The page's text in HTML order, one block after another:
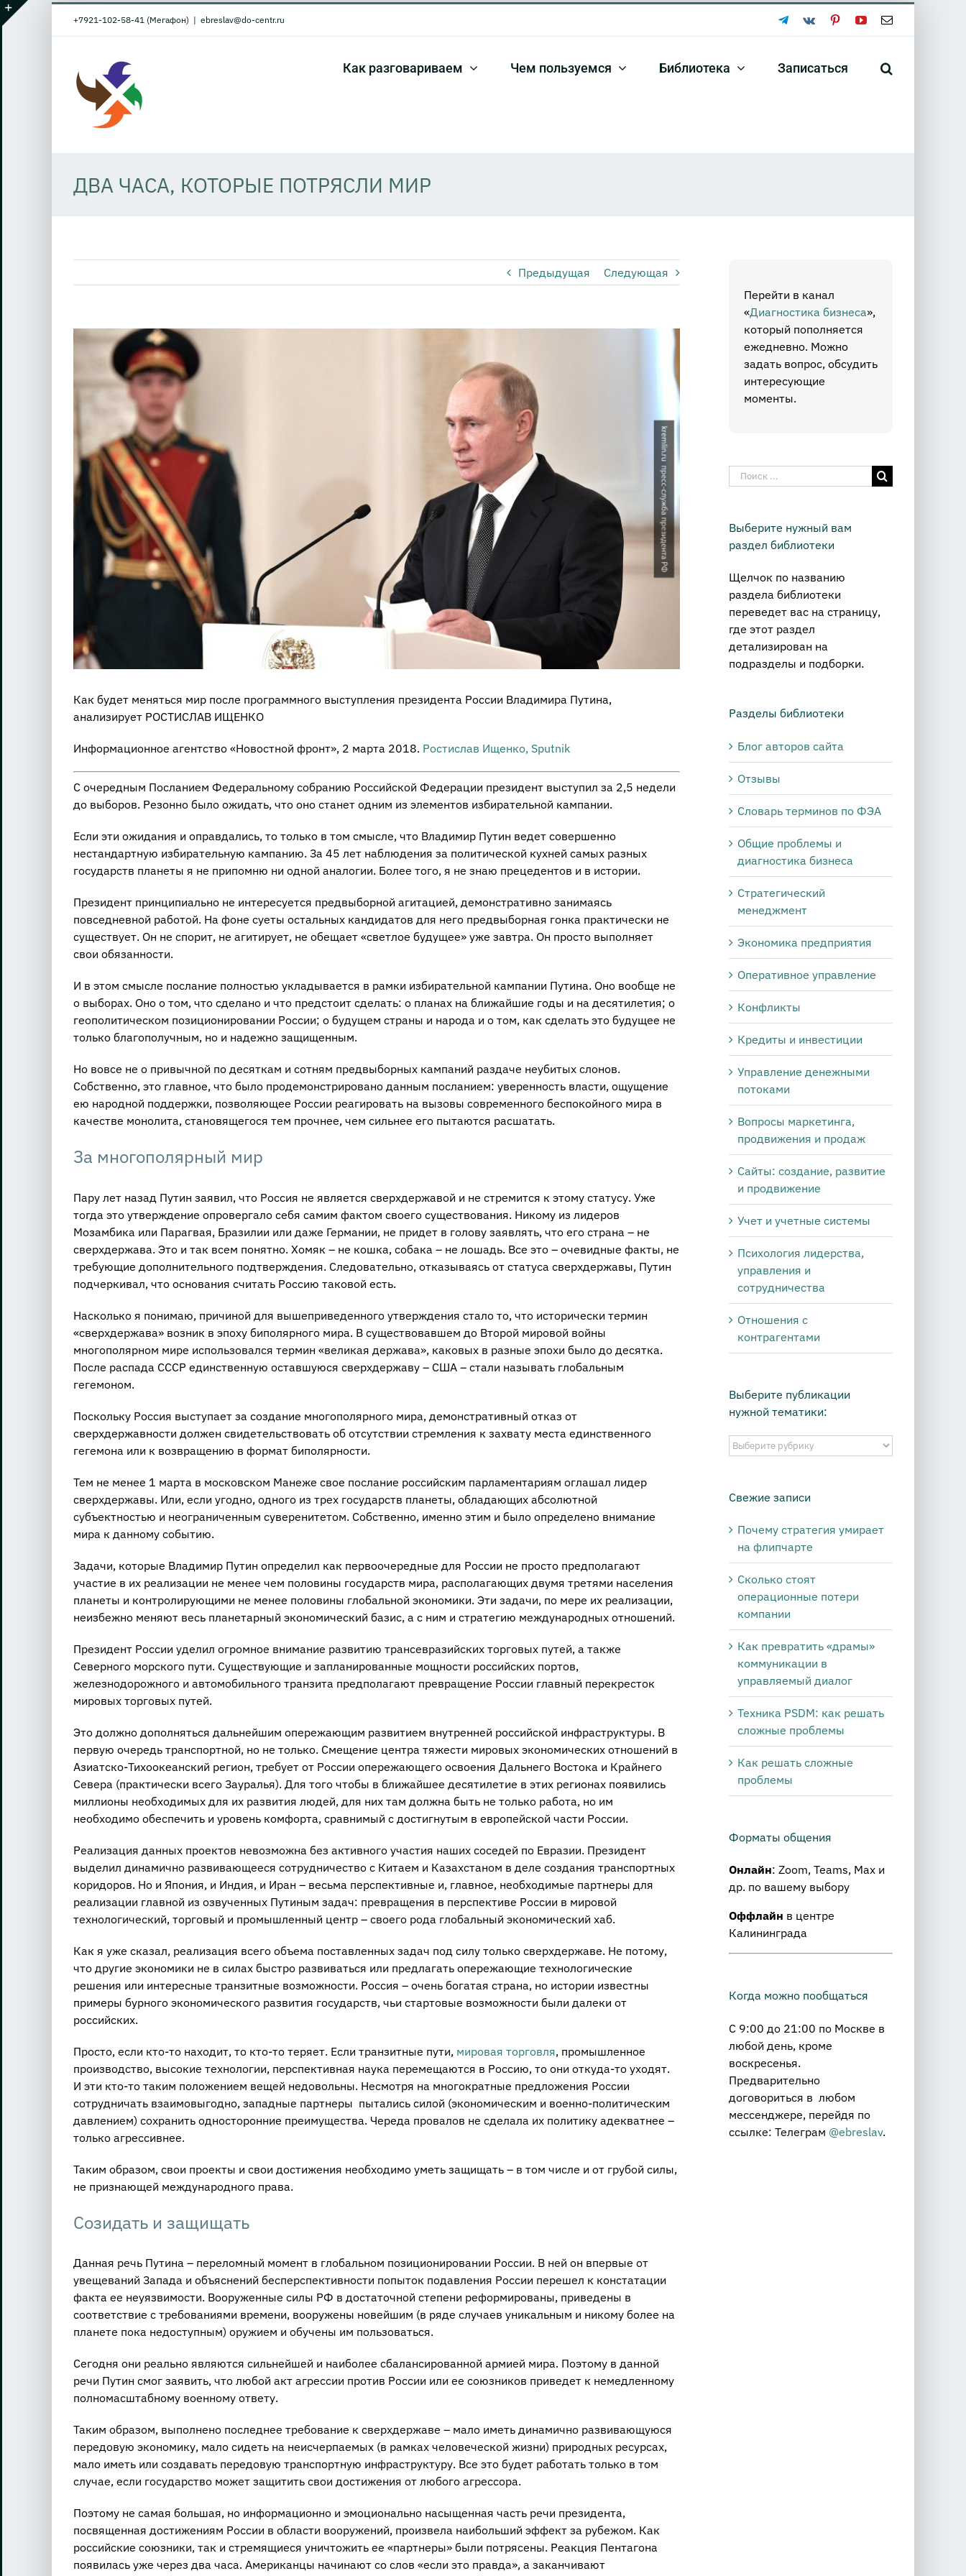
Skip
to
+7921-102-58-41 (Мегафон) | ebreslav@do-centr.ru Telegram
Vk PinterestYouTubeEmail
Как разговариваем Чем пользуемся Библиотека Записаться
ДВА ЧАСА, КОТОРЫЕ ПОТРЯСЛИ МИР
Предыдущая Следующая
View
Как будет меняться мир после программного выступления президента России Владимира Путина,
анализирует РОСТИСЛАВ ИЩЕНКО
Информационное агентство «Новостной фронт», 2 марта 2018. Ростислав Ищенко, Sputnik
С очередным Посланием Федеральному собранию Российской Федерации президент выступил за 2,5 недели
до выборов. Резонно было ожидать, что оно станет одним из элементов избирательной кампании.
Если эти ожидания и оправдались, то только в том смысле, что Владимир Путин ведет совершенно
нестандартную избирательную кампанию. За 45 лет наблюдения за политической кухней самых разных
государств планеты я не припомню ни одной аналогии. Более того, я не знаю прецедентов и в истории.
Президент принципиально не интересуется предвыборной агитацией, демонстративно занимаясь
повседневной работой. На фоне суеты остальных кандидатов для него предвыборная гонка практически не
существует. Он не спорит, не агитирует, не обещает «светлое будущее» уже завтра. Он просто выполняет
свои обязанности.
И в этом смысле послание полностью укладывается в рамки избирательной кампании Путина. Оно вообще не
о выборах. Оно о том, что сделано и что предстоит сделать: о планах на ближайшие годы и на десятилетия; о
геополитическом позиционировании России; о будущем страны и народа и о том, как сделать это будущее не
только благополучным, но и надежно защищенным.
Но вовсе не о привычной по десяткам и сотням предвыборных кампаний раздаче неубитых слонов.
Собственно, это главное, что было продемонстрировано данным посланием: уверенность власти, ощущение
ею народной поддержки, позволяющее России реагировать на вызовы современного беспокойного мира в
качестве монолита, становящегося тем прочнее, чем сильнее его пытаются расшатать.
За многополярный мир
Пару лет назад Путин заявил, что Россия не является сверхдержавой и не стремится к этому статусу. Уже
тогда это утверждение опровергало себя самим фактом своего существования. Никому из лидеров
Мозамбика или Парагвая, Бразилии или даже Германии, не придет в голову заявлять, что его страна – не
сверхдержава. Это и так всем понятно. Хомяк – не кошка, собака – не лошадь. Все это – очевидные факты, не
требующие дополнительного подтверждения. Следовательно, отказываясь от статуса сверхдержавы, Путин
подчеркивал, что основания считать Россию таковой есть.
Насколько я понимаю, причиной для вышеприведенного утверждения стало то, что исторически термин
«сверхдержава» возник в эпоху биполярного мира. В существовавшем до Второй мировой войны
многополярном мире использовался термин «великая держава», каковых в разные эпохи было до десятка.
После распада СССР единственную оставшуюся сверхдержаву – США – стали называть глобальным
гегемоном.
Поскольку Россия выступает за создание многополярного мира, демонстративный отказ от
сверхдержавности должен свидетельствовать об отсутствии стремления к захвату места единственного
гегемона или к возвращению в формат биполярности.
Тем не менее 1 марта в московском Манеже свое послание российским парламентариям оглашал лидер
сверхдержавы. Или, если угодно, одного из трех государств планеты, обладающих абсолютной
субъектностью и неограниченным суверенитетом. Собственно, именно этим и было определено внимание
мира к данному событию.
Задачи, которые Владимир Путин определил как первоочередные для России не просто предполагают
участие в их реализации не менее чем половины государств мира, располагающих двумя третями населения
планеты и контролирующими не менее половины глобальной экономики. Эти задачи, по мере их реализации,
неизбежно меняют весь планетарный экономический базис, а с ним и стратегию международных отношений.
Президент России уделил огромное внимание развитию трансевразийских торговых путей, а также
Северного морского пути. Существующие и запланированные мощности российских портов,
железнодорожного и автомобильного транзита предполагают превращение России главный перекресток
мировых торговых путей.
Это должно дополняться дальнейшим опережающим развитием внутренней российской инфраструктуры. В
первую очередь транспортной, но не только. Смещение центра тяжести мировых экономических отношений в
Азиатско-Тихоокеанский регион, требует от России опережающего освоения Дальнего Востока и Крайнего
Севера (практически всего Зауралья). Для того чтобы в ближайшее десятилетие в этих регионах появились
миллионы необходимых для их развития людей, для них там должна быть не только работа, но им
необходимо обеспечить и уровень комфорта, сравнимый с достигнутым в европейской части России.
Реализация данных проектов невозможна без активного участия наших соседей по Евразии. Президент
выделил динамично развивающееся сотрудничество с Китаем и Казахстаном в деле создания транспортных
коридоров. Но и Япония, и Индия, и Иран – весьма перспективные и, главное, необходимые партнеры для
реализации главной из озвученных Путиным задач: превращения в перспективе России в мировой
технологический, торговый и промышленный центр – своего рода глобальный экономический хаб.
Как я уже сказал, реализация всего объема поставленных задач под силу только сверхдержаве. Не потому,
что другие экономики не в силах быстро развиваться или предлагать опережающие технологические
решения или интересные транзитные возможности. Россия – очень богатая страна, но истории известны
примеры бурного экономического развития государств, чьи стартовые возможности были далеки от
российских.
Просто, если кто-то находит, то кто-то теряет. Если транзитные пути, мировая торговля, промышленное
производство, высокие технологии, перспективная наука перемещаются в Россию, то они откуда-то уходят.
И эти кто-то таким положением вещей недовольны. Несмотря на многократные предложения России
сотрудничать взаимовыгодно, западные партнеры пытались силой (экономическим и военно-политическим
давлением) сохранить односторонние преимущества. Череда провалов не сделала их политику адекватнее –
только агрессивнее.
Таким образом, свои проекты и свои достижения необходимо уметь защищать – в том числе и от грубой силы,
не признающей международного права.
Созидать и защищать
Данная речь Путина – переломный момент в глобальном позиционировании России. В ней он впервые от
увещеваний Запада и объяснений бесперспективности попыток подавления России перешел к констатации
факта ее неуязвимости. Вооруженные силы РФ в достаточной степени реформированы, приведены в
соответствие с требованиями времени, вооружены новейшим (в ряде случаев уникальным и никому более на
планете пока недоступным) оружием и обучены им пользоваться.
Сегодня они реально являются сильнейшей и наиболее сбалансированной армией мира. Поэтому в данной
речи Путин смог заявить, что любой акт агрессии против России или ее союзников приведет к немедленному
полномасштабному военному ответу.
Таким образом, выполнено последнее требование к сверхдержаве – мало иметь динамично развивающуюся
передовую экономику, мало сидеть на неисчерпаемых (в рамках человеческой жизни) природных ресурсах,
мало иметь или создавать передовую транспортную инфраструктуру. Все это будет работать только в том
случае, если государство может защитить свои достижения от любого агрессора.
Поэтому не самая большая, но информационно и эмоционально насыщенная часть речи президента,
посвященная достижениям России в области вооружений, произвела наибольший эффект за рубежом. Как
российские союзники, так и стремящиеся уничтожить ее «партнеры» были потрясены. Реакция Пентагона
появилась уже через два часа. Американцы начинают со слов «если это правда», а заканчивают
Перейти в канал
«Диагностика бизнеса»,
который пополняется
ежедневно. Можно
задать вопрос, обсудить
интересующие
моменты.
Результат
поиска:
Выберите нужный вам
раздел библиотеки
Щелчок по названию
раздела библиотеки
переведет вас на страницу,
где этот раздел
детализирован на
подразделы и подборки.
Разделы библиотеки
Блог авторов сайта
Отзывы
Словарь терминов по ФЭА
Общие проблемы и
диагностика бизнеса
Стратегический
менеджмент
Экономика предприятия
Оперативное управление
Конфликты
Кредиты и инвестиции
Управление денежными
потоками
Вопросы маркетинга,
продвижения и продаж
Сайты: создание, развитие
и продвижение
Учет и учетные системы
Психология лидерства,
управления и
сотрудничества
Отношения с
контрагентами
Выберите публикации
нужной тематики:
Выберите
публикации
тематики:
Свежие записи
Почему стратегия умирает
на флипчарте
Сколько стоят
операционные потери
компании
Как превратить «драмы»
коммуникации в
управляемый диалог
Техника PSDM: как решать
сложные проблемы
Как решать сложные
проблемы
Форматы общения
Онлайн: Zoom, Teams, Max и
др. по вашему выбору
Оффлайн в центре
Калининграда
Когда можно пообщаться
С 9:00 до 21:00 по Москве в
любой день, кроме
воскресенья.
Предварительно
договориться в любом
мессенджере, перейдя по
ссылке: Телеграм @ebreslav.